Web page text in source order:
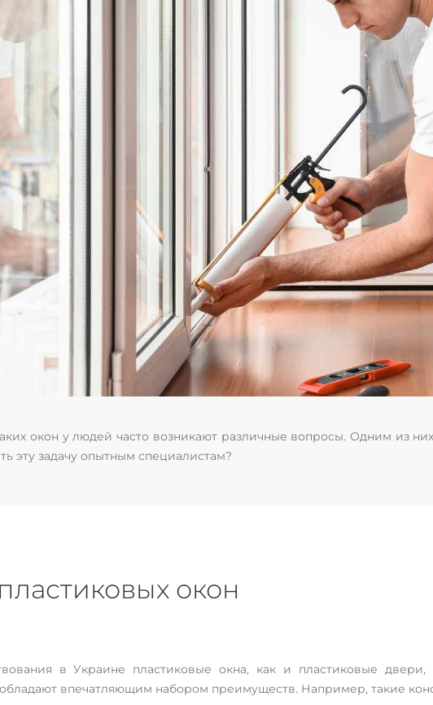
окон у людей часто возникают различные вопросы. Одним из них
эту задачу опытным специалистам?
окон
в Украине пластиковые окна, как и пластиковые
впечатляющим набором преимуществ. Например, такие